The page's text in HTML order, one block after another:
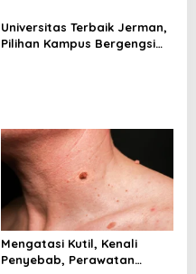
Rencana Liburan
Universitas Terbaik Jerman,
Pilihan Kampus Bergengsi
Mengatasi Kutil, Kenali
Penyebab, Perawatan